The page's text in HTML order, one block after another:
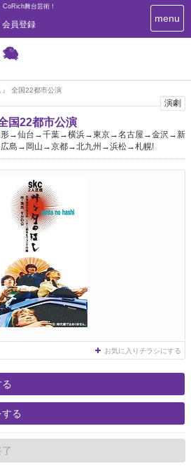
舞台芸術！
会員登録
T
o
v
g
a
menu
』 全国22都市公演
演劇
国22都市公演
→仙台→千葉→横浜→東京→名古屋→金沢→新
島→岡山→京都→北九州→浜松→札幌!
お気に入りチラシにする
る